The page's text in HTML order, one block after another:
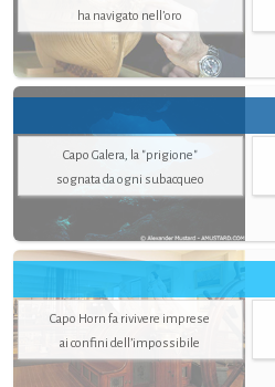
ha navigato nell’oro
Capo Galera, la "prigione"
sognata da ogni subacqueo
Capo Horn fa rivivere imprese
ai confini dell’impossibile